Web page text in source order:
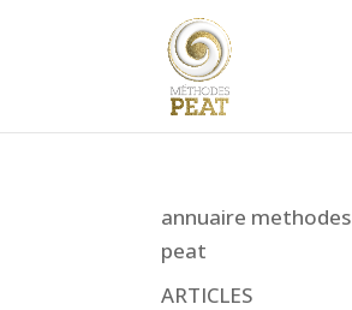
annuaire methodes
peat
ARTICLES